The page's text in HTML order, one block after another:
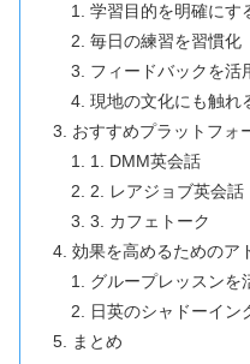
学習目的を明確にす
毎日の練習を習慣化
フィードバックを活
現地の文化にも触れ
おすすめプラットフォ
1. DMM英会話
2. レアジョブ英会話
3. カフェトーク
効果を高めるためのア
グループレッスンを
日英のシャドーイン
まとめ